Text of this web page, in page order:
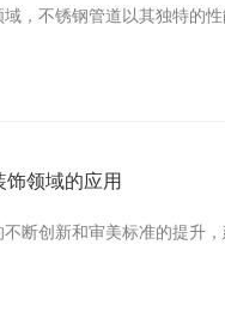
，不锈钢管道以其独特的
领域的应用
不断创新和审美标准的提升